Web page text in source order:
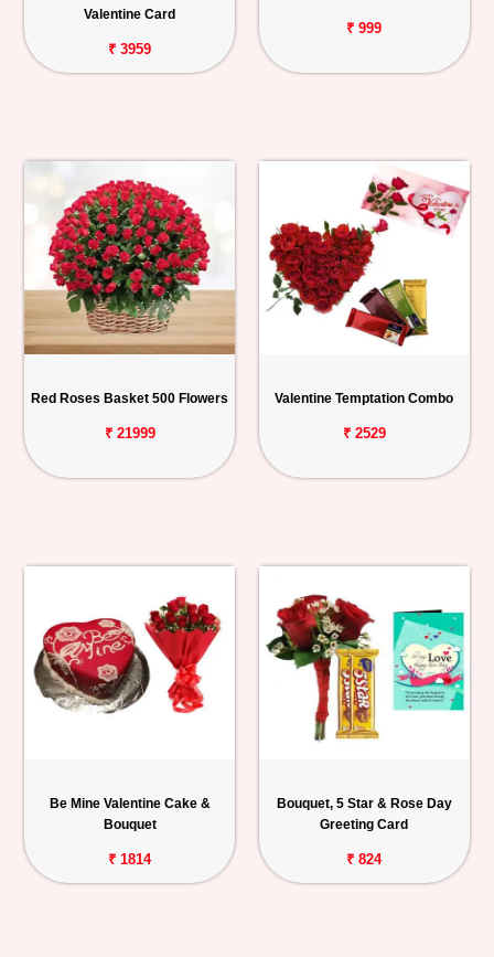
Valentine Card
₹ 3959
₹ 999
Red Roses Basket 500 Flowers
₹ 21999
Valentine Temptation Combo
₹ 2529
Be Mine Valentine Cake &
Bouquet
₹ 1814
Bouquet, 5 Star & Rose Day
Greeting Card
₹ 824